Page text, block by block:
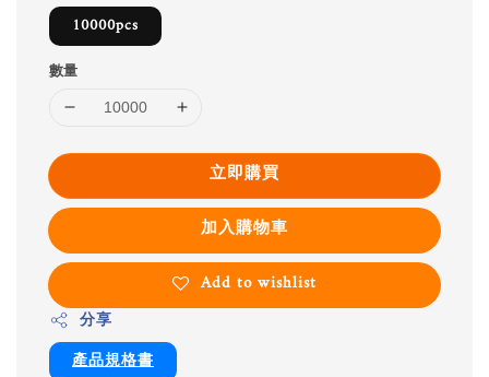
10000pcs
數量
立即購買
加入購物車
Add to wishlist
分享
產品規格書